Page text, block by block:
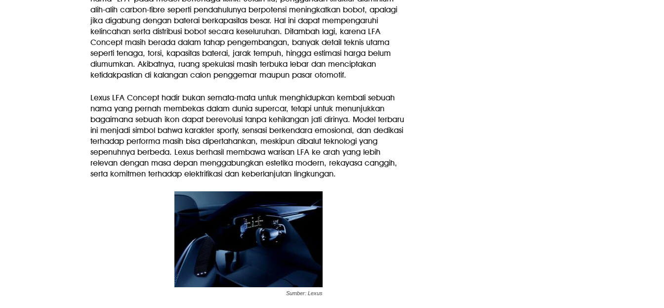
alih-alih carbon-fibre seperti pendahulunya berpotensi meningkatkan bobot, apalagi
jika digabung dengan baterai berkapasitas besar. Hal ini dapat mempengaruhi
kelincahan serta distribusi bobot secara keseluruhan. Ditambah lagi, karena LFA
Concept masih berada dalam tahap pengembangan, banyak detail teknis utama
seperti tenaga, torsi, kapasitas baterai, jarak tempuh, hingga estimasi harga belum
diumumkan. Akibatnya, ruang spekulasi masih terbuka lebar dan menciptakan
ketidakpastian di kalangan calon penggemar maupun pasar otomotif.
Lexus LFA Concept hadir bukan semata-mata untuk menghidupkan kembali sebuah
nama yang pernah membekas dalam dunia supercar, tetapi untuk menunjukkan
bagaimana sebuah ikon dapat berevolusi tanpa kehilangan jati dirinya. Model terbaru
ini menjadi simbol bahwa karakter sporty, sensasi berkendara emosional, dan dedikasi
terhadap performa masih bisa dipertahankan, meskipun dibalut teknologi yang
sepenuhnya berbeda. Lexus berhasil membawa warisan LFA ke arah yang lebih
relevan dengan masa depan menggabungkan estetika modern, rekayasa canggih,
serta komitmen terhadap elektrifikasi dan keberlanjutan lingkungan.
Sumber: Lexus